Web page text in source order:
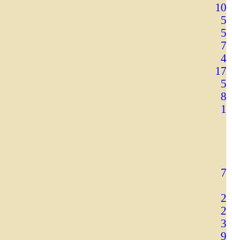
10
5
5
7
4
17
5
8
1
7
2
2
3
9